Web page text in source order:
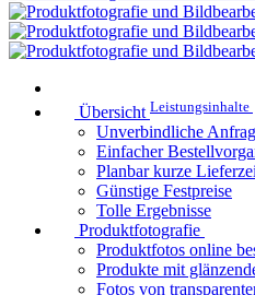
Übersicht Leistungsinhalte
Unverbindliche
Einfacher
Planbar kurze
Günstige Festpreise
Tolle Ergebnisse
Produktfotografie
Produktfotos online
Produkte mit
Fotos von